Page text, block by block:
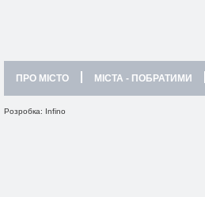
ПРО МІСТО МІСТА - ПОБРАТИМИ
Розробка: Infino